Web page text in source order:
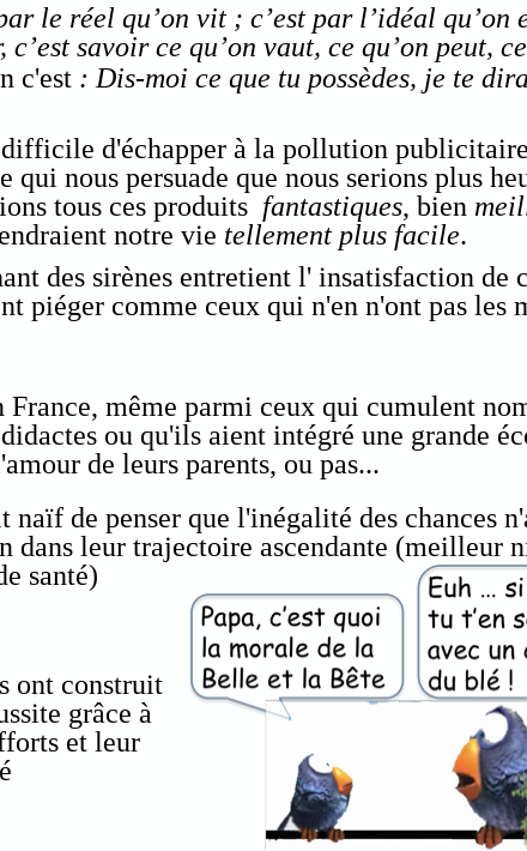
France, même parmi ceux qui cumulent
ou qu'ils aient intégré une grande
de leurs parents, ou pas...
naïf de penser que l'inégalité des chances
dans leur trajectoire ascendante (meilleur
santé)
d'échapper à la pollution
qui nous persuade que nous serions plus
tous ces produits fantastiques, bien
notre vie tellement plus facile.
des sirènes entretient l' insatisfaction de
piéger comme ceux qui n'en n'ont pas les
le réel qu’on vit ; c’est par l’idéal qu’on
savoir ce qu’on vaut, ce qu’on peut,
c'est : Dis-moi ce que tu possèdes, je te
ont construit
grâce à
et leur